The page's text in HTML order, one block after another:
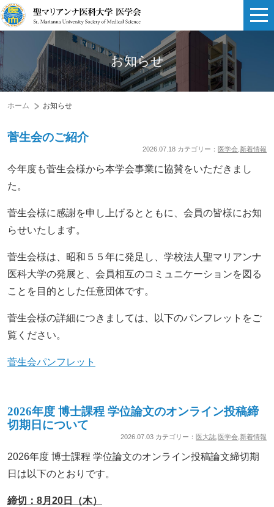
お知らせ
ホーム お知らせ
菅生会のご紹介
2026.07.18 カテゴリー： 医学会 新着情報
今年度も菅生会様から本学会事業に協賛をいただきまし
た。
菅生会様に感謝を申し上げるとともに、会員の皆様にお知
らせいたします。
菅生会様は、昭和５５年に発足し、学校法人聖マリアンナ
医科大学の発展と、会員相互のコミュニケーションを図る
ことを目的とした任意団体です。
菅生会様の詳細につきましては、以下のパンフレットをご
覧ください。
菅生会パンフレット
2026年度 博士課程 学位論文のオンライン投稿締
切期日について
2026.07.03 カテゴリー： 医大誌 医学会 新着情報
2026年度 博士課程 学位論文のオンライン投稿論文締切期
日は以下のとおりです。
締切：8月20日（木）